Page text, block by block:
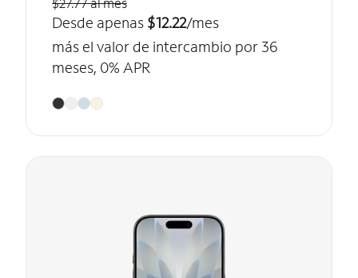
Desde apenas $12.22/mes
más el valor de intercambio por 36
meses, 0% APR